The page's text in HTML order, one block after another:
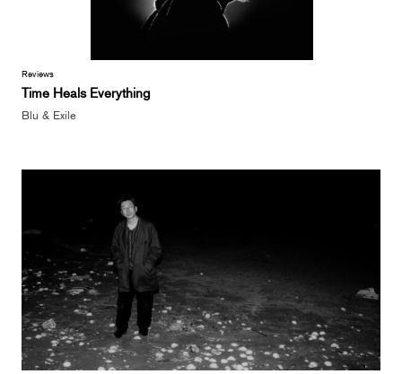
Reviews
Time Heals Everything
Blu & Exile